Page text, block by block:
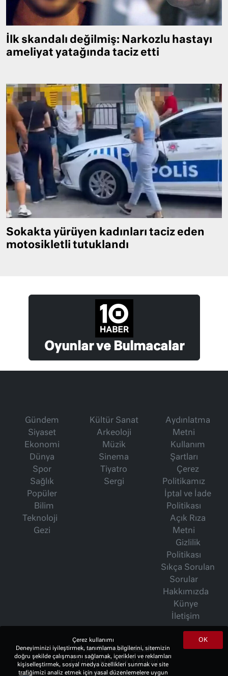
İlk skandalı değilmiş: Narkozlu hastayı
ameliyat yatağında taciz etti
Sokakta yürüyen kadınları taciz eden
motosikletli tutuklandı
Oyunlar ve Bulmacalar
Gündem
Siyaset
Ekonomi
Dünya
Spor
Sağlık
Popüler
Bilim
Teknoloji
Gezi
Kültür Sanat
Arkeoloji
Müzik
Sinema
Tiyatro
Sergi
Aydınlatma
Metni
Kullanım
Şartları
Çerez
Politikamız
İptal ve İade
Politikası
Açık Rıza
Metni
Gizlilik
Politikası
Sıkça Sorulan
Sorular
Hakkımızda
Künye
İletişim
İsmet Berkan Yazıları
Ertuğrul Özkök Yazıları
Haftalık Gazete
OK
Çerez kullanımı
Deneyiminizi iyileştirmek, tanımlama bilgilerini, sitemizin
doğru şekilde çalışmasını sağlamak, içerikleri ve reklamları
kişiselleştirmek, sosyal medya özellikleri sunmak ve site
trafiğimizi analiz etmek için yasal düzenlemelere uygun